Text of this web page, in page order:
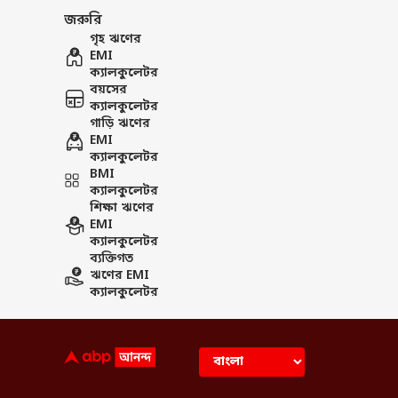
জরুরি
গৃহ ঋণের
EMI
ক্যালকুলেটর
বয়সের
ক্যালকুলেটর
গাড়ি ঋণের
EMI
ক্যালকুলেটর
BMI
ক্যালকুলেটর
শিক্ষা ঋণের
EMI
ক্যালকুলেটর
ব্যক্তিগত
ঋণের EMI
ক্যালকুলেটর